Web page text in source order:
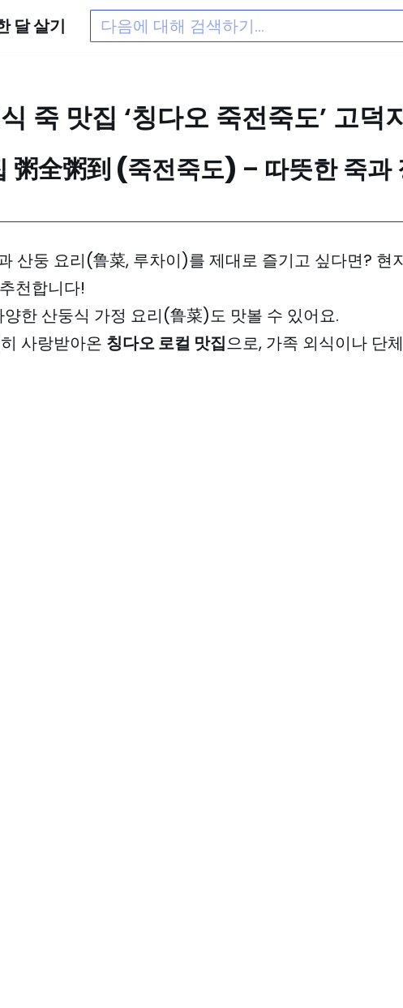
달 살기
죽 맛집 ‘칭다오 죽전죽도’ 고덕
粥全粥到 (죽전죽도) – 따뜻한 죽과
산둥 요리(鲁菜, 루차이)를 제대로 즐기고 싶다면? 현
천합니다!
양한 산둥식 가정 요리(鲁菜)도 맛볼 수 있어요.
사랑받아온 칭다오 로컬 맛집으로, 가족 외식이나 단